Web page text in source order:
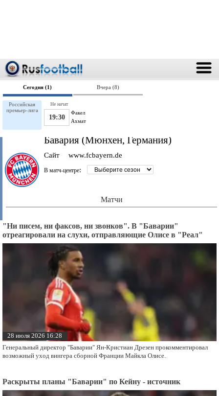
Сегодня (1) Вчера (8)
Российская
премьер-лига
Факел
19:30 Ахмат
Не начат
Бавария (Мюнхен, Германия)
Сайт www.fcbayern.de
В матч-центре:
Матчи
"Ни писем, ни факсов, ни звонков". В "Баварии"
отреагировали на слухи, отправляющие Олисе в "Реал"
28 июля 2026 16:28
Генеральный директор "Баварии" Ян-Кристиан Дрезен прокомментировал
возможный уход вингера сборной Франции Майкла Олисе.
Раскрыты планы "Баварии" по Кейну - источник